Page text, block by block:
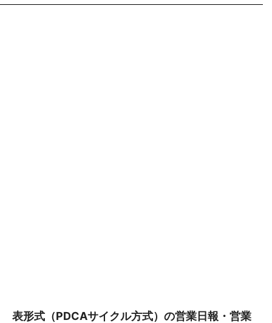
表形式（PDCAサイクル方式）の営業日報・営業